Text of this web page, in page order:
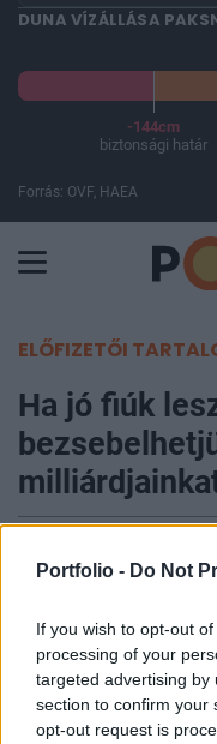
Portfolio - Do Not
If you wish to opt-out
processing of your
targeted advertising by
section to confirm your
opt-out request is
DUNA VÍZÁLLÁSA
-144cm
biztonsági határ
Forrás: OVF, HAEA
ELŐFIZETŐI
Ha jó fiúk
2017. május 31. 05:25
A menekültválság
uniós forrásokat
pénzek
nyomást is